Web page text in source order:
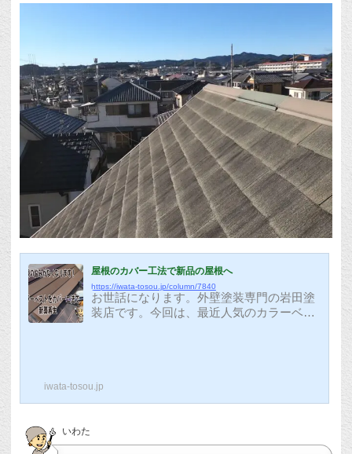
屋根のカバー工法で新品の屋根へ
https://iwata-tosou.jp/column/7840
お世話になります。外壁塗装専門の岩田塗
装店です。今回は、最近人気のカラーベス
す。私の感覚ですが、最近の家は半数以上
がカラーベストの屋根になっていると思い
長持ちはしません、、、、カラーベストは
iwata-tosou.jp
いわた